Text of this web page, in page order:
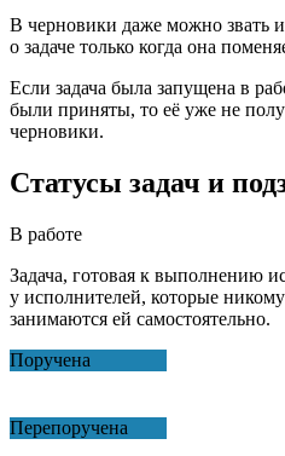
В черновики даже можно звать
о задаче только когда она
Если задача была запущена в
были приняты, то её уже не
черновики.
Статусы задач и
В работе
Задача, готовая к выполнению
у исполнителей, которые
занимаются ей самостоятельно.
Поручена
Перепоручена